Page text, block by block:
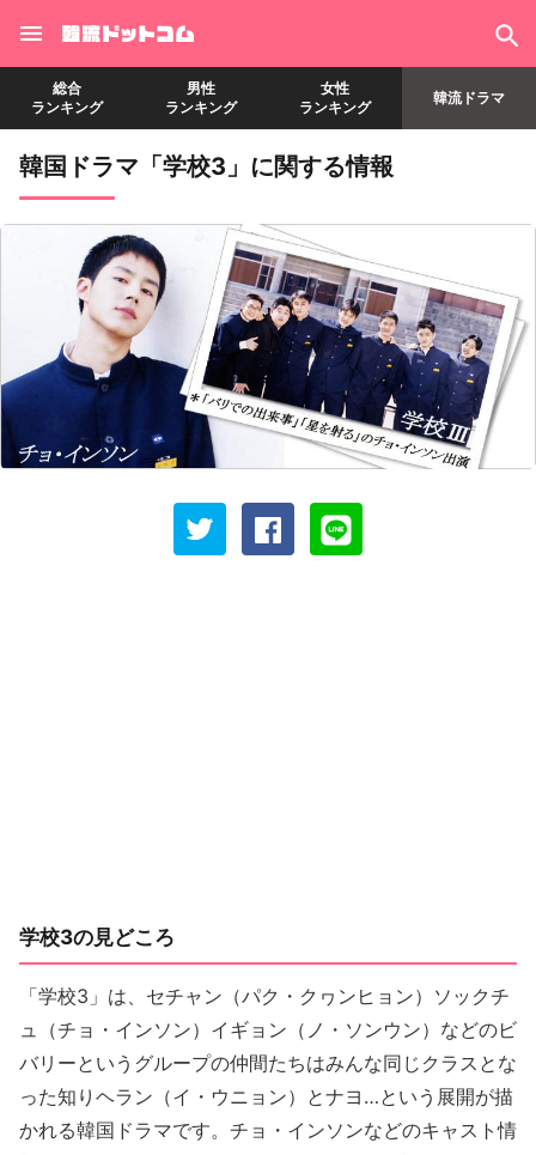
総合
ランキング
男性
ランキング
女性
ランキング
韓流ドラマ
韓国ドラマ「学校3」に関する情報
学校3の見どころ
「学校3」は、セチャン（パク・クヮンヒョン）ソックチ
ュ（チョ・インソン）イギョン（ノ・ソンウン）などのビ
バリーというグループの仲間たちはみんな同じクラスとな
った知りヘラン（イ・ウニョン）とナヨ…という展開が描
かれる韓国ドラマです。チョ・インソンなどのキャスト情